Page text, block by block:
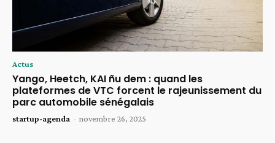
Actus
Yango, Heetch, KAI ñu dem : quand les
plateformes de VTC forcent le rajeunissement du
parc automobile sénégalais
startup-agenda - novembre 26, 2025